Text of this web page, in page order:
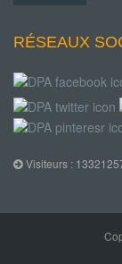
RÉSEAUX
Visiteurs :